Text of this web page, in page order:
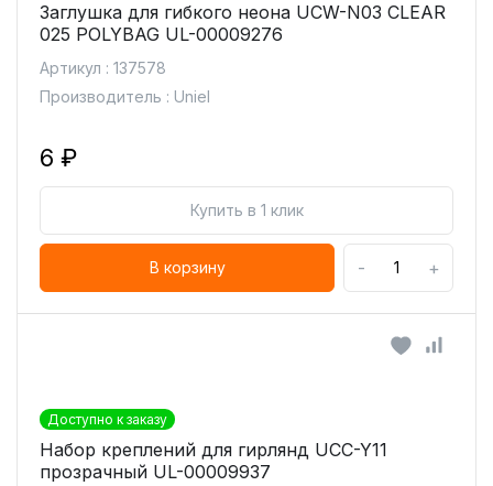
Заглушка для гибкого неона UCW-N03 CLEAR
025 POLYBAG UL-00009276
Артикул : 137578
Производитель : Uniel
6 ₽
Купить в 1 клик
В корзину - +
Доступно к заказу
Набор креплений для гирлянд UCC-Y11
прозрачный UL-00009937